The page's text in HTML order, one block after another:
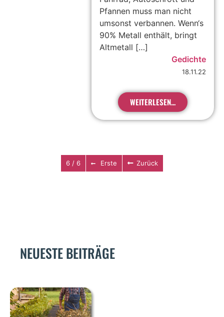
Pfannen muss man nicht
umsonst verbannen. Wenn‘s
90% Metall enthält, bringt
Altmetall […]
Gedichte
18.11.22
WEITERLESEN...
6 / 6 Erste Zurück
NEUESTE BEITRÄGE